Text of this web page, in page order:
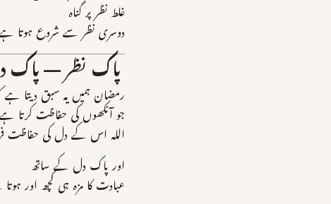
غلط نظر پر گناہ
دوسری نظر سے شروع ہوتا
پاک نظر — پاک
رمضان ہمیں یہ سبق دیتا ہے
جو آنکھوں کی حفاظت کرتا ہے
اللہ اس کے دل کی حفاظت
اور پاک دل کے ساتھ
عبادت کا مزہ ہی کچھ اور